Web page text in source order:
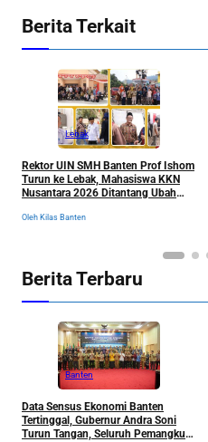
Berita Terkait
Lebak
Rektor UIN SMH Banten Prof Ishom
Turun ke Lebak, Mahasiswa KKN
Nusantara 2026 Ditantang Ubah
Oleh Kilas Banten
Berita Terbaru
Banten
Data Sensus Ekonomi Banten
Tertinggal, Gubernur Andra Soni
Turun Tangan, Seluruh Pemangku